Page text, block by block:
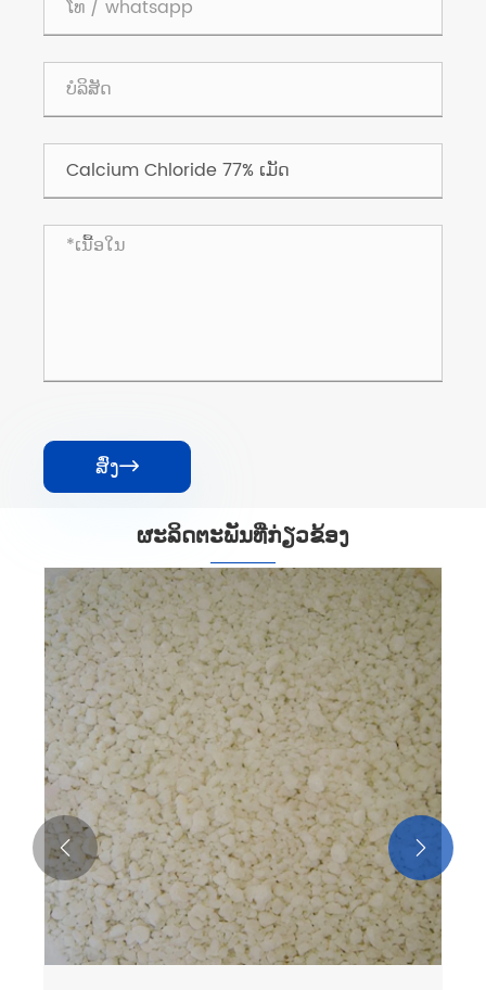
ສົ່ງ
ຜະ​ລິດ​ຕະ​ພັນ​ທີ່​ກ່ຽວ​ຂ້ອງ
Calcium Chloride 94% ເມັດ
ເບິ່ງເພີ່ມເຕີມ >>
 